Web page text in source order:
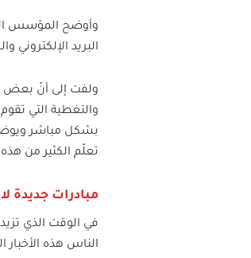
وأوضح المؤسس
البريد
ولفت إلى أنّ بعض
والتغطية التي
بشكل مباشر ويوضح
تعلّم الكثير من هذه
مبادرات جديدة
في الوقت الذي
الناس هذه